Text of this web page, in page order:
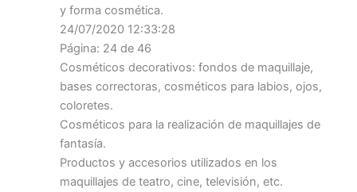
y forma cosmética.
24/07/2020 12:33:28
Página: 24 de 46
Cosméticos decorativos: fondos de maquillaje,
bases correctoras, cosméticos para labios, ojos,
coloretes.
Cosméticos para la realización de maquillajes de
fantasía.
Productos y accesorios utilizados en los
maquillajes de teatro, cine, televisión, etc.